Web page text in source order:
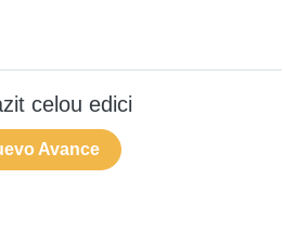
celou edici
Avance